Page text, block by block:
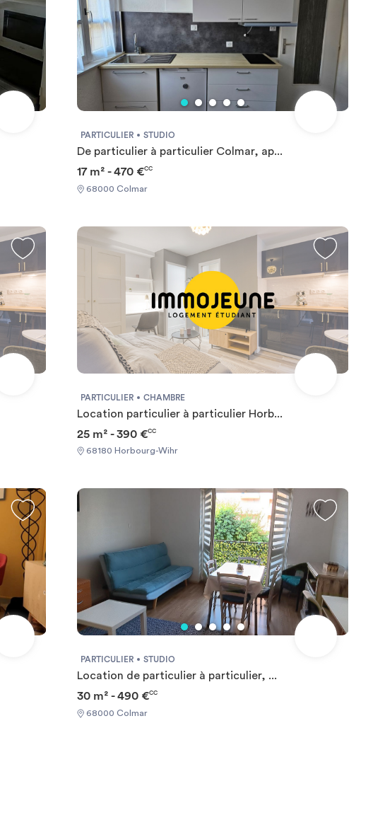
PARTICULIER STUDIO
De particulier à particulier Colmar, ap...
17 m² - 470 €CC
68000 Colmar
PARTICULIER CHAMBRE
Location particulier à particulier Horb...
25 m² - 390 €CC
68180 Horbourg-Wihr
PARTICULIER STUDIO
Location de particulier à particulier, ...
30 m² - 490 €CC
68000 Colmar